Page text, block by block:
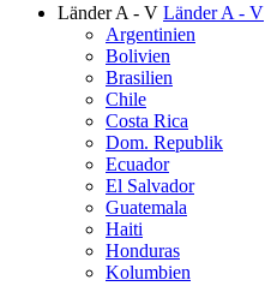
Länder A - V Länder A - V
Argentinien
Bolivien
Brasilien
Chile
Costa Rica
Dom. Republik
Ecuador
El Salvador
Guatemala
Haiti
Honduras
Kolumbien